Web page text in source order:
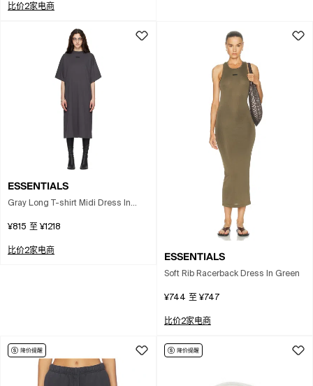
比价2家电商
ESSENTIALS
Gray Long T-shirt Midi Dress In
¥815 至 ¥1218
比价2家电商 ESSENTIALS
Soft Rib Racerback Dress In Green
¥744 至 ¥747
比价2家电商